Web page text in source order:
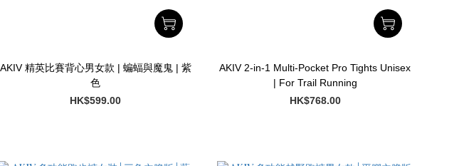
AKIV 精英比賽背心男女款 | 蝙蝠與魔鬼 | 紫
色
HK$599.00
AKIV 2-in-1 Multi-Pocket Pro Tights Unisex
| For Trail Running
HK$768.00